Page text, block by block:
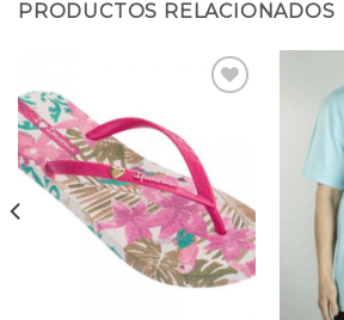
PRODUCTOS RELACIONADOS
deseos